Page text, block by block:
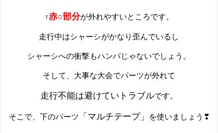
↑赤○部分が外れやすいところです。
走行中はシャーシがかなり歪んでいるし
シャーシへの衝撃もハンパじゃないでしょう。
そして、大事な大会でパーツが外れて
走行不能は避けていトラブルです。
そこで、下のパーツ 「マルチテープ」 を使いましょう❣